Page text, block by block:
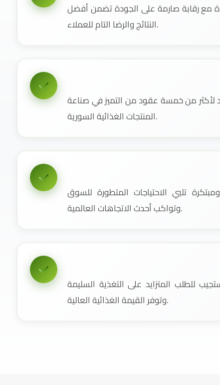
مع رقابة صارمة على الجودة تضمن أفضل
النتائج والرضا التام للعملاء.
من خمسة عقود من التميز في صناعة
المنتجات الغذائية السورية.
تلبي الاحتياجات المتطورة للسوق
وتواكب أحدث الاتجاهات العالمية.
للطلب المتزايد على التغذية السليمة
وتوفر القيمة الغذائية العالية.